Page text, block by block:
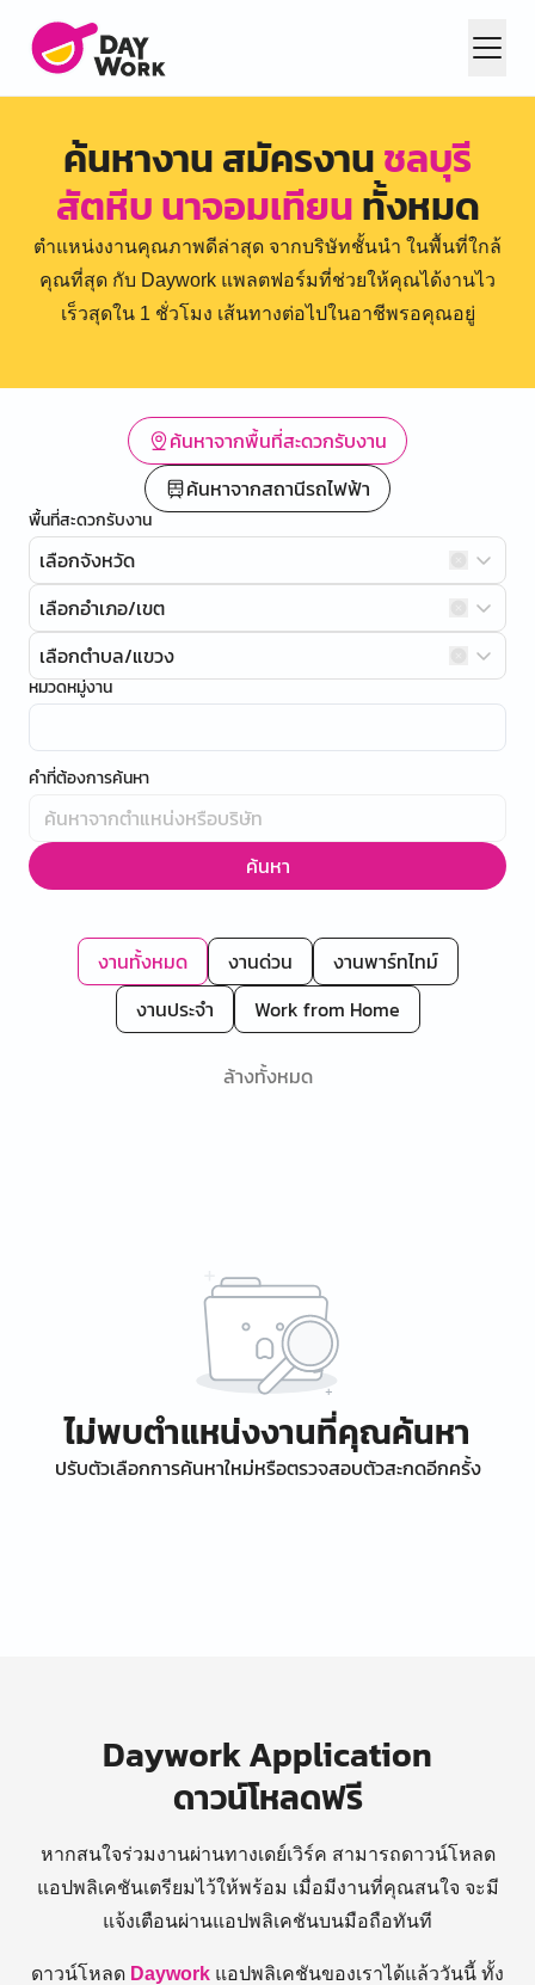
ค้นหางาน สมัครงานชลบุรี
สัตหีบ นาจอมเทียนทั้งหมด
ตำแหน่งงานคุณภาพดีล่าสุด จากบริษัทชั้นนำ ในพื้นที่ใกล้
คุณที่สุด กับ Daywork แพลตฟอร์มที่ช่วยให้คุณได้งานไว
เร็วสุดใน 1 ชั่วโมง เส้นทางต่อไปในอาชีพรอคุณอยู่
ค้นหาจากพื้นที่สะดวกรับงาน
ค้นหาจากสถานีรถไฟฟ้า
พื้นที่สะดวกรับงาน
เลือกจังหวัด
เลือกอำเภอ/เขต
เลือกตำบล/แขวง
หมวดหมู่งาน
คำที่ต้องการค้นหา
ค้นหา
งานทั้งหมด งานด่วน
งานพาร์ทไทม์
งานประจำ
Work from Home
ล้างทั้งหมด
ไม่พบตำแหน่งงานที่คุณค้นหา
ปรับตัวเลือกการค้นหาใหม่หรือตรวจสอบตัวสะกดอีกครั้ง
Daywork Application
ดาวน์โหลดฟรี
หากสนใจร่วมงานผ่านทางเดย์เวิร์ค สามารถดาวน์โหลด
แอปพลิเคชันเตรียมไว้ให้พร้อม เมื่อมีงานที่คุณสนใจ จะมี
แจ้งเตือนผ่านแอปพลิเคชันบนมือถือทันที
ดาวน์โหลด Daywork แอปพลิเคชันของเราได้แล้ววันนี้ ทั้ง